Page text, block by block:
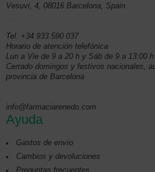
Vesuvi, 4 08016 Barcelona , Spain
Tel. +34 933 590 037
Horario de atención telefónica
Lun a Vie de 9 a 20 h y Sáb de 9 a 13:00 h
Cerrado domingos y festivos nacionales,
provincia de Barcelona
info@farmaciarenedo.com
Ayuda
Gastos de envío
Cambios y devoluciones
Preguntas frecuentes